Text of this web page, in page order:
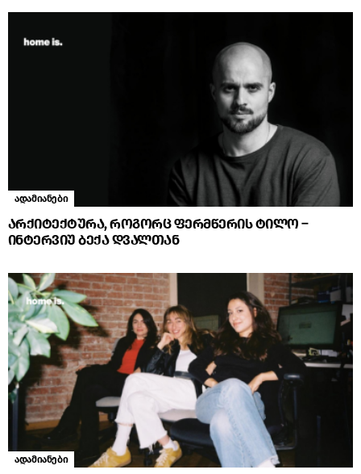
ადამიანები
არქიტექტურა, როგორც ფერმწერის ტილო –
ინტერვიუ ბექა დვალთან
ადამიანები